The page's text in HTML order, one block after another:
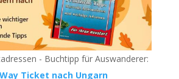
- Buchtipp für Auswanderer:
Ticket nach Ungarn